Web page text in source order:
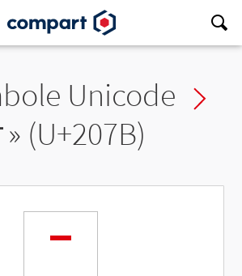
Unicode
» (U+207B)
⁻